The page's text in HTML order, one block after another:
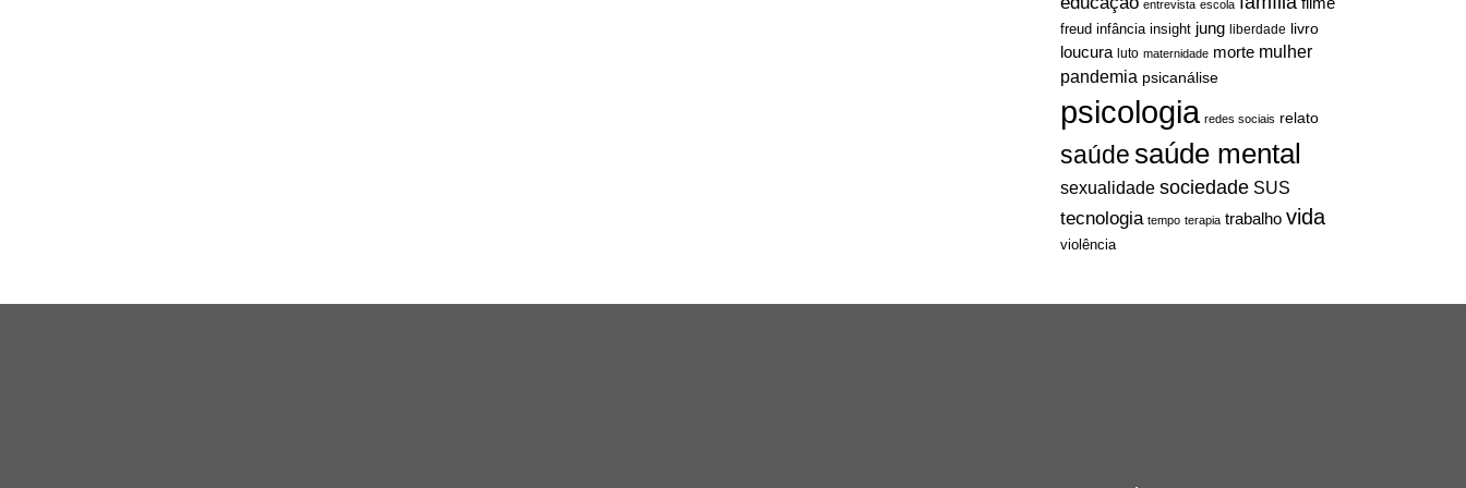
entrevista escola
freud infância insight jung liberdade livro
loucura luto maternidade morte mulher
pandemia psicanálise
psicologia redes sociais relato
saúdesaúde mental
sexualidade sociedade SUS
tecnologia tempo terapia trabalho vida
violência